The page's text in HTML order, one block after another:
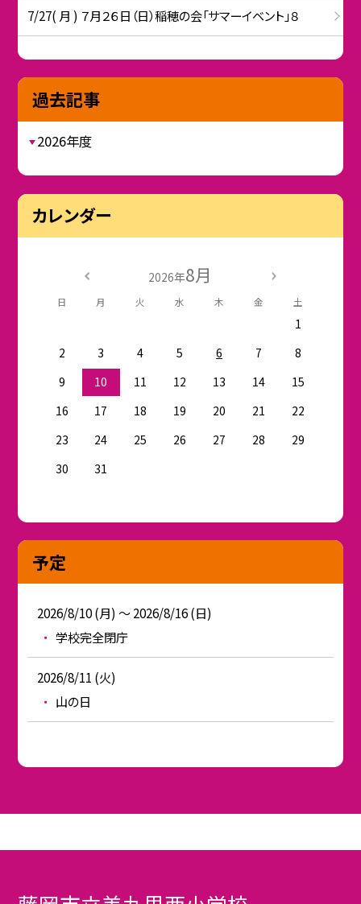
7/27( 月 ) ７月２６日（日）稲穂の会「サマーイベント」８
過去記事
2026年度
カレンダー
2026年8月
日 月 火 水 木 金 土
1
2
3 4 5 6 7
8
9
10 11 12 13 14
15
16
17 18 19 20 21
22
23
24 25 26 27 28
29
30
31
予定
2026/8/10 (月) ～ 2026/8/16 (日)
学校完全閉庁
2026/8/11 (火)
山の日